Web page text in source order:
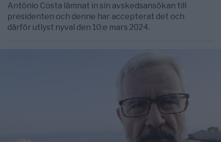
António Costa lämnat in sin avskedsansökan till
presidenten och denne har accepterat det och
därför utlyst nyval den 10:e mars 2024.